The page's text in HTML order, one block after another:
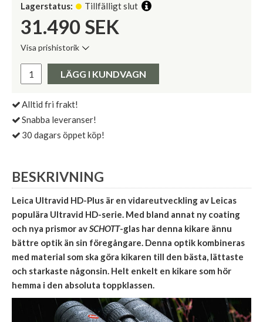
Lagerstatus: Tillfälligt slut
31.490 SEK
Visa prishistorik
Pris:
LÄGG I KUNDVAGN
Alltid fri frakt!
Snabba leveranser!
30 dagars öppet köp!
BESKRIVNING
Leica Ultravid HD-Plus är en vidareutveckling av Leicas
populära Ultravid HD-serie. Med bland annat ny coating
och nya prismor avSCHOTT-glas har denna kikare ännu
bättre optik än sin föregångare. Denna optik kombineras
med material som ska göra kikaren till den bästa, lättaste
och starkaste någonsin. Helt enkelt en kikare som hör
hemma i den absoluta toppklassen.